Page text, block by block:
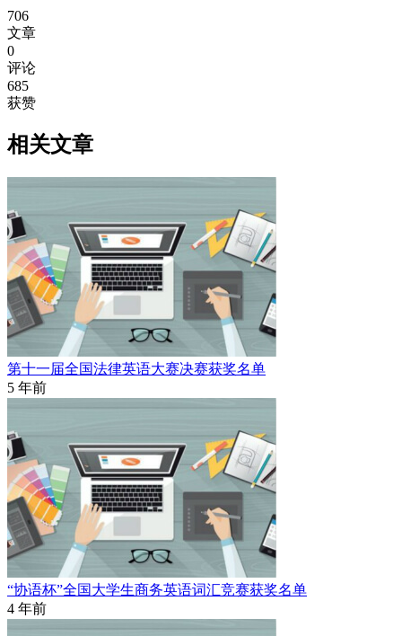
706
文章
0
评论
685
获赞
相关文章
第十一届全国法律英语大赛决赛获奖名单
5 年前
“协语杯”全国大学生商务英语词汇竞赛获奖名单
4 年前